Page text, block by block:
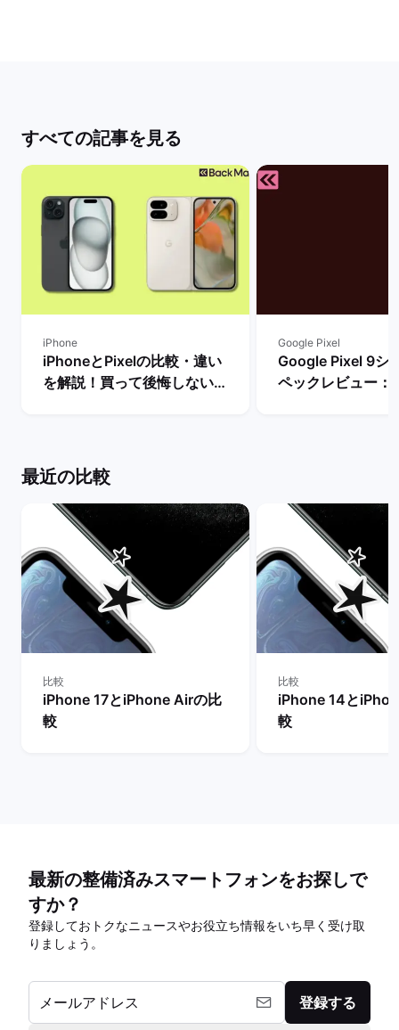
すべての記事を見る
iPhone
iPhoneとPixelの比較・違い
を解説！買って後悔しない機
Google Pixel
Google Pixel 9シ
ペックレビュー：
最近の比較
比較
iPhone 17とiPhone Airの比
較
比較
iPhone 14と
較
最新の整備済みスマートフォンをお探しで
すか？
登録しておトクなニュースやお役立ち情報をいち早く受け取
りましょう。
メールアドレス 登録する